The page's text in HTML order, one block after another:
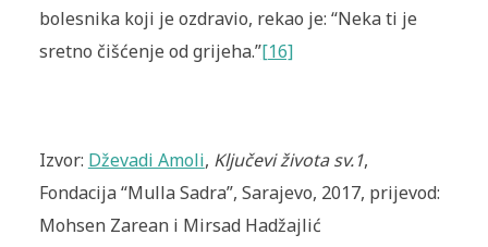
bolesnika koji je ozdravio, rekao je: “Neka ti je
sretno čišćenje od grijeha.”[16]
Izvor: Dževadi Amoli, Ključevi života sv.1,
Fondacija “Mulla Sadra”, Sarajevo, 2017, prijevod:
Mohsen Zarean i Mirsad Hadžajlić